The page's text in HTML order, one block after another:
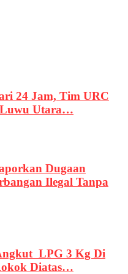
24 Jam, Tim URC
Luwu Utara…
Dugaan
Ilegal Tanpa
LPG 3 Kg Di
Diatas…